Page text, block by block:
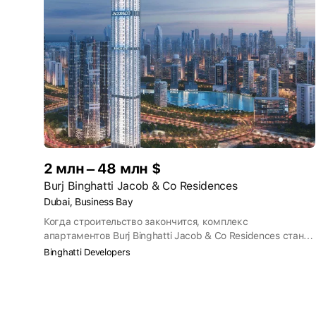
2 млн – 48 млн $
Burj Binghatti Jacob & Co Residences
Dubai, Business Bay
Когда строительство закончится, комплекс
апартаментов Burj Binghatti Jacob & Co Residences станет
самой высокой жилой башней в мире. Это проект от
Binghatti Developers